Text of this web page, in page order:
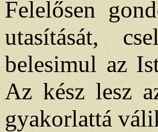
Felelősen
utasítását,
belesimul az
Az kész lesz
gyakorlattá